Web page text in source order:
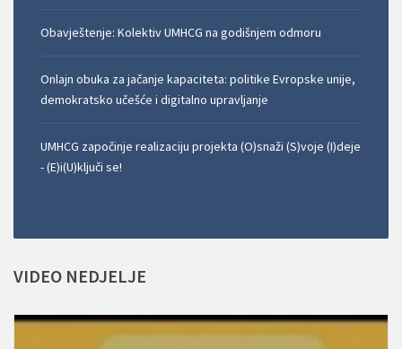
Obavještenje: Kolektiv UMHCG na godišnjem odmoru
Onlajn obuka za jačanje kapaciteta: politike Evropske unije,
demokratsko učešće i digitalno upravljanje
UMHCG započinje realizaciju projekta (O)snaži (S)voje (I)deje
- (E)i(U)ključi se!
VIDEO NEDJELJE